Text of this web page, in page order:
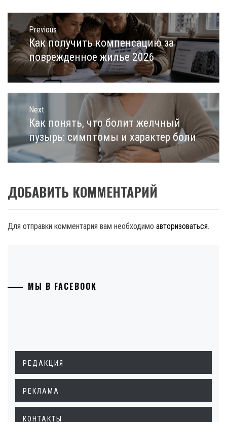
Навигация
по
записям
Previous
Previous
post:
Как получить компенсацию за
поврежденное жилье 2026
Next
Next
post:
Как понять, что болит желчный
пузырь: симптомы и характер боли
ДОБАВИТЬ КОММЕНТАРИЙ
Для отправки комментария вам необходимо авторизоваться.
МЫ В FACEBOOK
РЕДАКЦИЯ
РЕКЛАМА
КОНТАКТЫ